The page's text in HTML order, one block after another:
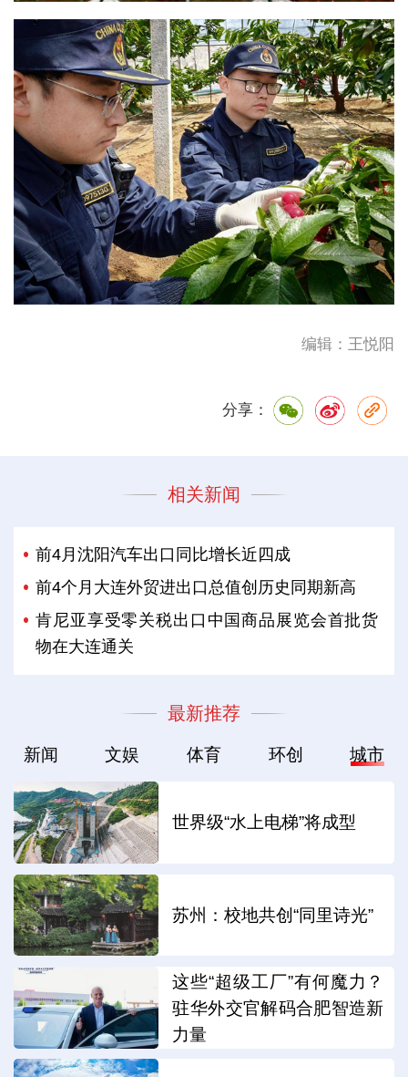
编辑：王悦阳
分享：
相关新闻
前4月沈阳汽车出口同比增长近四成
前4个月大连外贸进出口总值创历史同期新高
肯尼亚享受零关税出口中国商品展览会首批货
物在大连通关
最新推荐
新闻 文娱 体育 环创 城市
世界级“水上电梯”将成型
苏州：校地共创“同里诗光”
这些“超级工厂”有何魔力？
驻华外交官解码合肥智造新
力量